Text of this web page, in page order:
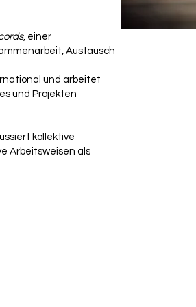
, einer
Austausch
und arbeitet
und Projekten
kollektive
Arbeitsweisen als